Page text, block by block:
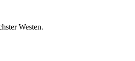
Westen.